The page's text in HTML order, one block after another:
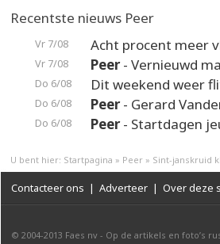
Recentste nieuws Peer
Vr 7/08 Acht procent meer
Vr 7/08 Peer- Vernieuwd
Do 6/08 Dit weekend weer
Do 6/08 Peer- Gerard
Do 6/08 Peer- Startdagen
U bent hier: Startpagina » Peer » Sint-janskruid
Contacteer ons | Adverteer | Over deze
© 2004-2013 Faes nv - Op de artikels en foto’s